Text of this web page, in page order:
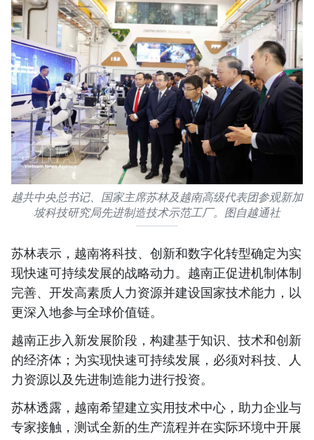
越共中央总书记、国家主席苏林及越南高级代表团参观新加
坡科技研究局先进制造技术示范工厂。图自越通社
苏林表示，越南将科技、创新和数字化转型确定为实
现快速可持续发展的战略动力。越南正促进机制体制
完善、开发高素质人力资源并建设国家技术能力，以
更深入地参与全球价值链。
越南正步入新发展阶段，构建基于知识、技术和创新
的经济体；为实现快速可持续发展，必须对科技、人
力资源以及先进制造能力进行投资。
苏林透露，越南希望建立实用技术中心，助力企业与
专家接触，测试全新的生产流程并在实际环境中开展